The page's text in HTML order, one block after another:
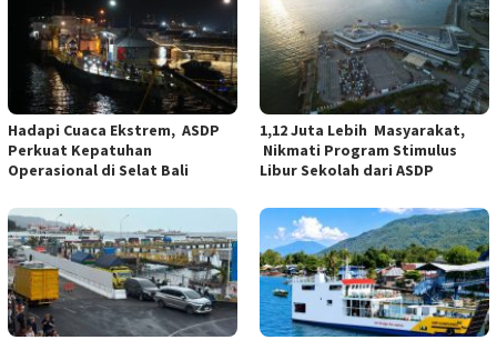
Hadapi Cuaca Ekstrem, ASDP
Perkuat Kepatuhan
Operasional di Selat Bali
1,12 Juta Lebih Masyarakat,
Nikmati Program Stimulus
Libur Sekolah dari ASDP